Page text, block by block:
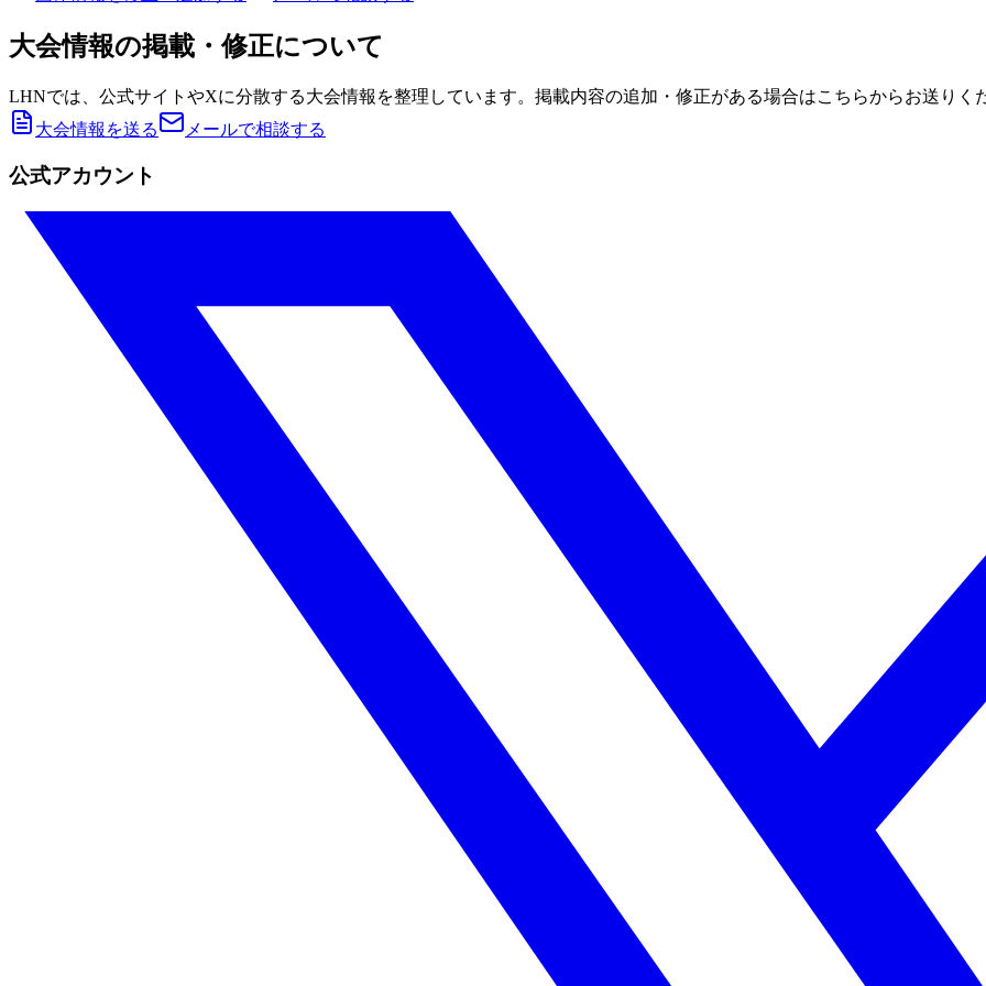
大会情報の掲載・修正について
LHNでは、公式サイトやXに分散する大会情報を整理しています。掲載内容の追加・修正がある場合はこちらからお送りく
大会情報を送る
メールで相談する
公式アカウント